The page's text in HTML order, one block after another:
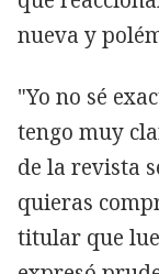
nueva y
"Yo no sé
tengo muy
de la revista
quieras
titular que